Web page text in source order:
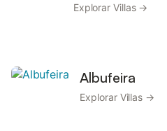
Explorar Villas →
Albufeira
Explorar Villas →